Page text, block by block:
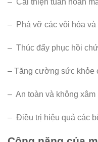
– Phá vỡ các vôi hóa và
– Thúc đẩy phục hồi
– Tăng cường sức
– An toàn và không xâm
– Điều trị hiệu quả các